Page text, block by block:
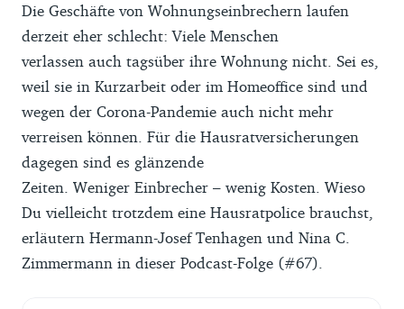
Die Geschäfte von Wohnungseinbrechern laufen
derzeit eher schlecht: Viele Menschen
verlassen auch tagsüber ihre Wohnung nicht. Sei es,
weil sie in Kurzarbeit oder im Homeoffice sind und
wegen der Corona-Pandemie auch nicht mehr
verreisen können. Für die Hausratversicherungen
dagegen sind es glänzende
Zeiten. Weniger Einbrecher – wenig Kosten. Wieso
Du vielleicht trotzdem eine Hausratpolice brauchst,
erläutern Hermann-Josef Tenhagen und Nina C.
Zimmermann in dieser Podcast-Folge (#67).